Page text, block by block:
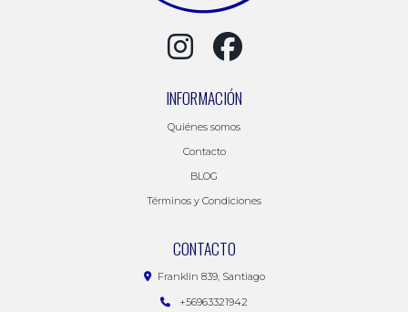
INFORMACIÓN
Quiénes somos
Contacto
BLOG
Términos y Condiciones
CONTACTO
Franklin 839, Santiago
+56963321942